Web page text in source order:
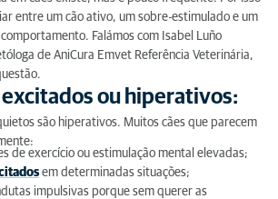
ou hiperativos: é o mesmo?
propensas?
alguns cães parecem hiperativos?
está muito ativo à noite: o que
um cão demasiado excitado?
entre um cão ativo, um sobre-estimulado e um
Falámos com Isabel Luño
de AniCura Emvet Referência Veterinária,
excitados ou hiperativos:
são hiperativos. Muitos cães que parecem
de exercício ou estimulação mental elevadas;
em determinadas situações;
impulsivas porque sem querer as